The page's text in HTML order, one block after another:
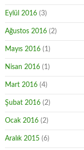
Eylül 2016 (3)
Ağustos 2016 (2)
Mayıs 2016 (1)
Nisan 2016 (1)
Mart 2016 (4)
Şubat 2016 (2)
Ocak 2016 (2)
Aralık 2015 (6)